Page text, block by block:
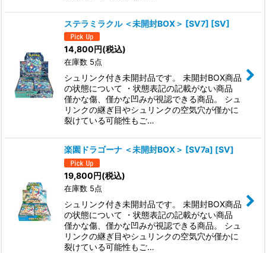
ステラミラクル ＜未開封BOX＞ [SV7] [SV]
14,800円(税込)
在庫数 5点
シュリンク付き未開封品です。 未開封BOX商品
の状態について ・状態表記の記載がない商品
僅かな傷、僅かな凹みが視認できる商品。 シュ
リンクの継ぎ目やシュリンクの空気穴が僅かに
裂けている可能性もご…
楽園ドラゴーナ ＜未開封BOX＞ [SV7a] [SV]
19,800円(税込)
在庫数 5点
シュリンク付き未開封品です。 未開封BOX商品
の状態について ・状態表記の記載がない商品
僅かな傷、僅かな凹みが視認できる商品。 シュ
リンクの継ぎ目やシュリンクの空気穴が僅かに
裂けている可能性もご…